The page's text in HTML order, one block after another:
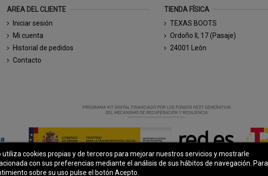
AREA DEL CLIENTE
Iniciar sesión
Mi cuenta
Historial de pedidos
Contacto
TIENDA FÍSICA
TEXAS BOOTS
Ordoño II, 17 (Pasaje)
24001 León
utiliza cookies propias y de terceros para mejorar nuestros servicios y mostrarle
con sus preferencias mediante el análisis de sus hábitos de navegación. Para
sobre su uso pulse el botón Acepto.
© Todos los derechos reservados - Powered bybytefactory